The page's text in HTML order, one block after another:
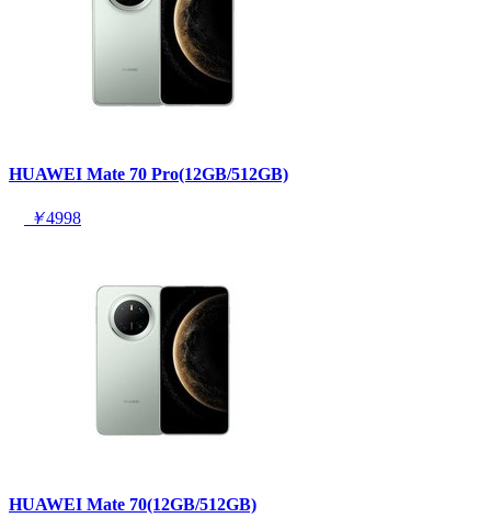
HUAWEI Mate 70 Pro(12GB/512GB)
￥4998
HUAWEI Mate 70(12GB/512GB)